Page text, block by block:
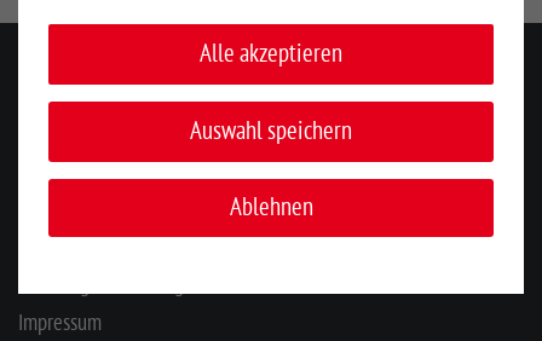
KONTAKT
Impressum
Alle akzeptieren
Auswahl speichern
Ablehnen